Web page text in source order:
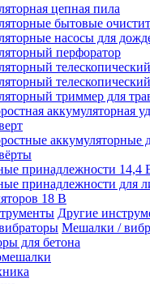
цепная пила
бытовые
насосы для
перфоратор
триммер для
аккумуляторная
аккумуляторные
принадлежности 14,4
принадлежности для
18 В
Другие
Мешалки /
для бетона